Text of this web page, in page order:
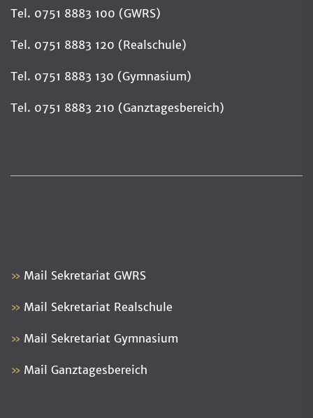
Tel. 0751 8883 100 (GWRS)
Tel. 0751 8883 120 (Realschule)
Tel. 0751 8883 130 (Gymnasium)
Tel. 0751 8883 210 (Ganztagesbereich)
Mail Sekretariat GWRS
Mail Sekretariat Realschule
Mail Sekretariat Gymnasium
Mail Ganztagesbereich